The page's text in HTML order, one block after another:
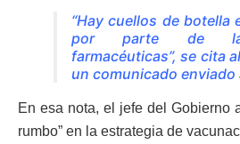
“Hay cuellos de botella
por parte de
farmacéuticas”, se cita
un comunicado enviado
En esa nota, el jefe del Gobierno
rumbo” en la estrategia de